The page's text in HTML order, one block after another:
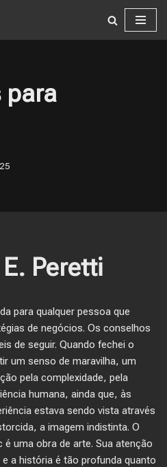
para
Peretti
para qualquer pessoa que
de negócios. Os conselhos
de seguir. Quando fechei o
um senso de maravilha, um
pela complexidade, pela
humana, ainda que, às
estava sendo vista através
a imagem indistinta. O
uma obra de arte. Sua atenção
a história é tão profunda quanto